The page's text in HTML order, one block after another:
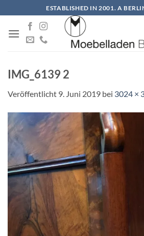
Inhalt
springen
ESTABLISHED IN 2001. A
IMG_6139 2
Veröffentlicht 9. Juni 2019 bei 3024 ×